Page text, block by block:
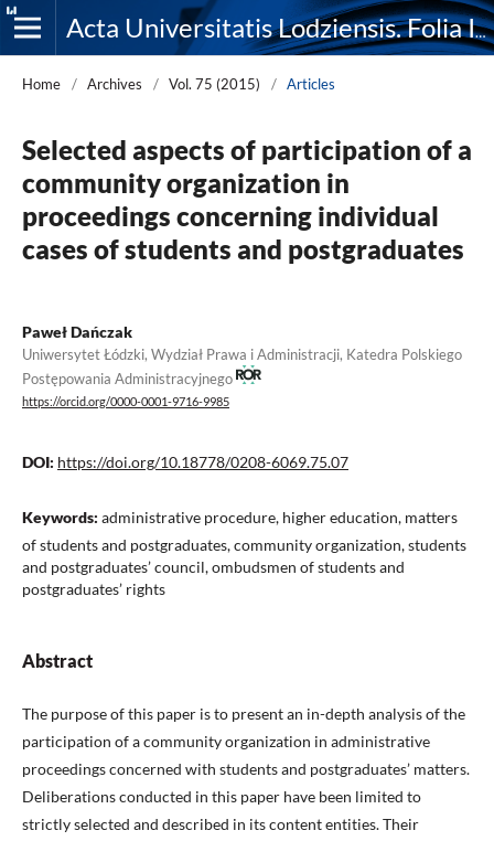
Acta Universitatis Lodziensis. Folia Iuridica
Home / Archives / Vol. 75 (2015) / Articles
Selected aspects of participation of a
community organization in
proceedings concerning individual
cases of students and postgraduates
Paweł Dańczak
Uniwersytet Łódzki, Wydział Prawa i Administracji, Katedra Polskiego
Postępowania Administracyjnego
https://orcid.org/0000-0001-9716-9985
DOI: https://doi.org/10.18778/0208-6069.75.07
Keywords: administrative procedure, higher education, matters
of students and postgraduates, community organization, students
and postgraduates’ council, ombudsmen of students and
postgraduates’ rights
Abstract
The purpose of this paper is to present an in-depth analysis of the
participation of a community organization in administrative
proceedings concerned with students and postgraduates’ matters.
Deliberations conducted in this paper have been limited to
strictly selected and described in its content entities. Their